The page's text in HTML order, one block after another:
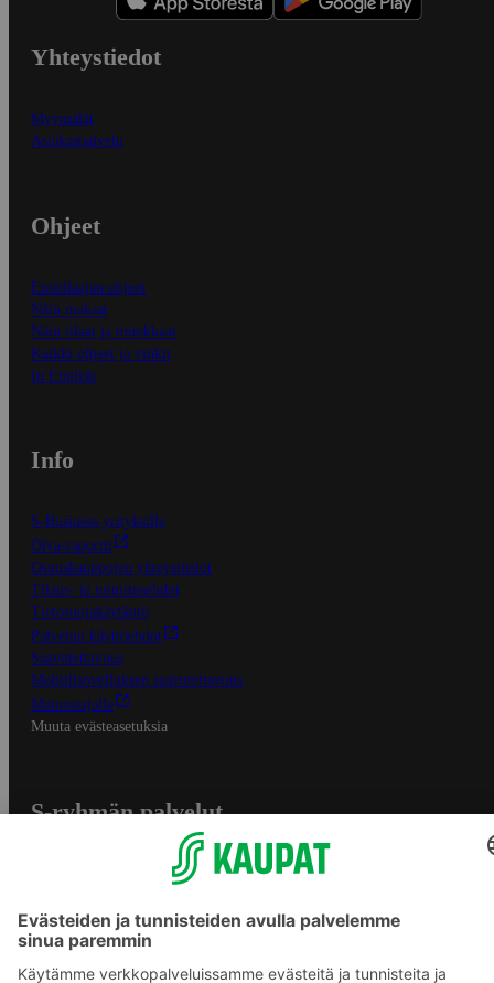
Yhteystiedot
Myymälät
Asiakaspalvelu
Ohjeet
Ensitilaajan ohjeet
Näin maksat
Näin tilaat ja muokkaat
Kaikki ohjeet ja vinkit
In English
Info
S-Business yrityksille
Oiva-raportit
Osuuskauppojen yhteystiedot
Tilaus- ja toimitusehdot
Tietosuojakäytäntö
Palvelun käyttöehdot
Saavutettavuus
Mobiilisovelluksen saavutettavuus
Mainostajalle
Muuta evästeasetuksia
S-ryhmän palvelut
Yhteishyvä Ruoka -sovellus
S-ostoslista -sovellus
Prisma.fi